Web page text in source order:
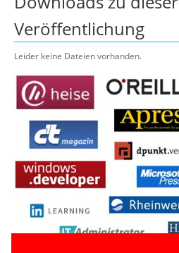
Veröffentlichung
Leider keine Dateien vorhanden.